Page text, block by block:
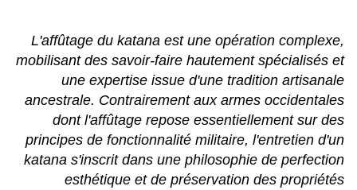
L'affûtage du katana est une opération complexe,
mobilisant des savoir-faire hautement spécialisés et
une expertise issue d'une tradition artisanale
ancestrale. Contrairement aux armes occidentales
dont l'affûtage repose essentiellement sur des
principes de fonctionnalité militaire, l'entretien d'un
katana s'inscrit dans une philosophie de perfection
esthétique et de préservation des propriétés